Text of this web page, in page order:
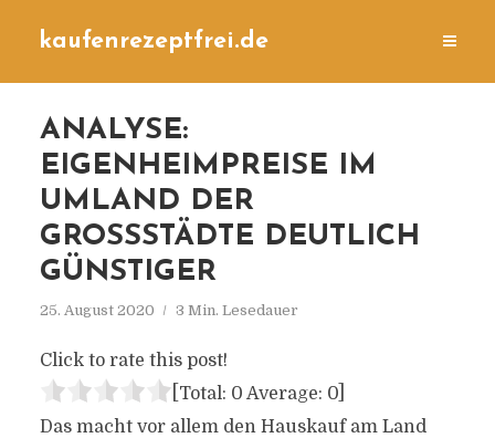
kaufenrezeptfrei.de
ANALYSE:
EIGENHEIMPREISE IM
UMLAND DER
GROSSSTÄDTE DEUTLICH G
ÜNSTIGER
25. August 2020 3 Min. Lesedauer
Click to rate this post!
[Total: 0 Average: 0]
Das macht vor allem den Hauskauf am Land